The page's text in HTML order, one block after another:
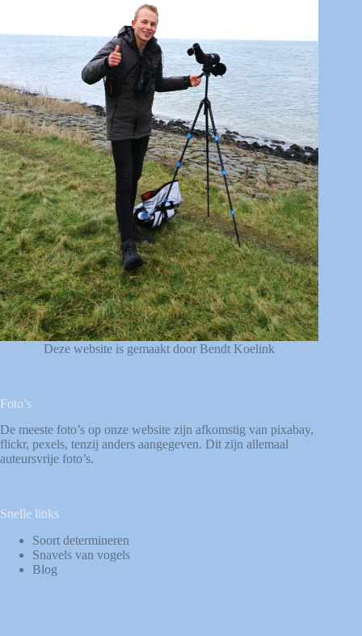
Deze website is gemaakt door Bendt Koelink
Foto’s
De meeste foto’s op onze website zijn afkomstig van pixabay,
flickr, pexels, tenzij anders aangegeven. Dit zijn allemaal
auteursvrije foto’s.
Snelle links
Soort determineren
Snavels van vogels
Blog